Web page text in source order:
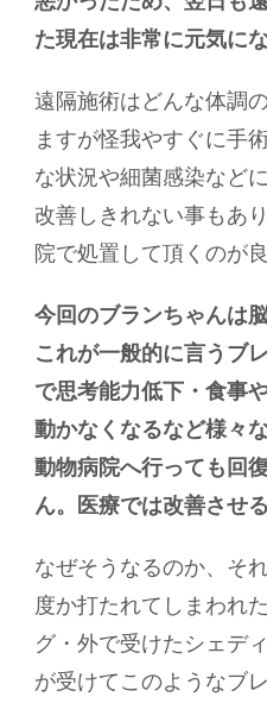
た現在は非常に元気に
遠隔施術はどんな体調
ますが怪我やすぐに手
な状況や細菌感染など
改善しきれない事もあ
院で処置して頂くのが
今回のブランちゃんは
これが一般的に言うブ
で思考能力低下・食事
動かなくなるなど様々
動物病院へ行っても回
ん。医療では改善させ
なぜそうなるのか、そ
度か打たれてしまわれ
グ・外で受けたシェデ
が受けてこのようなブ